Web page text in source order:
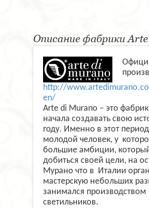
Описание фабрики
http://
en/
Arte di Murano – это
начала создавать свою
году. Именно в этот
молодой человек, у
большие амбиции,
добиться своей цели, на
Мурано что в Италии
мастерскую небольших
занимался производством
светильников.